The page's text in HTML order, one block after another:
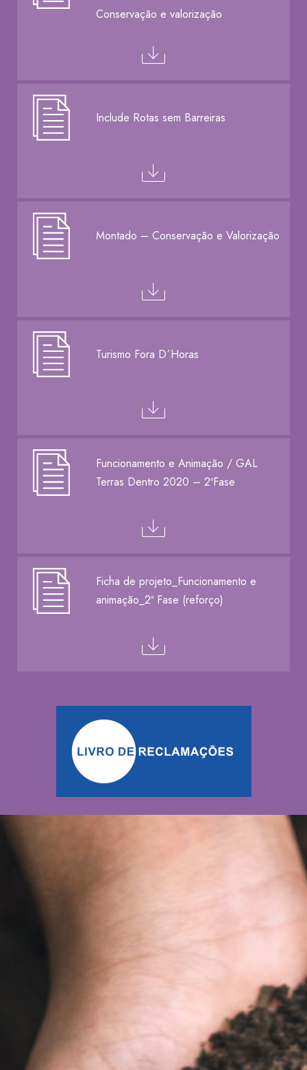
Conservação e valorização
Include Rotas sem Barreiras
Montado – Conservação e Valorização
Turismo Fora D´Horas
Funcionamento e Animação / GAL
Terras Dentro 2020 – 2ªFase
Ficha de projeto_Funcionamento e
animação_2ª Fase (reforço)